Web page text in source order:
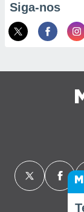
Siga-nos